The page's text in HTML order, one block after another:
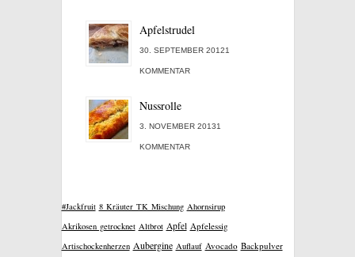
Apfelstrudel
30. SEPTEMBER 20121
KOMMENTAR
Nussrolle
3. NOVEMBER 20131
KOMMENTAR
#Jackfruit 8 Kräuter TK Mischung Ahornsirup
Akrikosen getrocknet Altbrot Apfel Apfelessig
Artischockenherzen Aubergine Auflauf Avocado Backpulver